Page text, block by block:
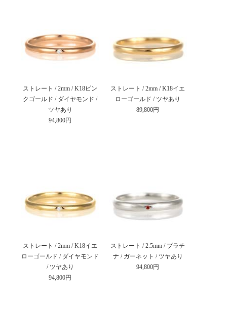
ストレート / 2mm / K18ピン
クゴールド / ダイヤモンド /
ツヤあり
94,800円
ストレート / 2mm / K18イエ
ローゴールド / ツヤあり
89,800円
ストレート / 2mm / K18イエ
ローゴールド / ダイヤモンド
/ ツヤあり
94,800円
ストレート / 2.5mm / プラチ
ナ / ガーネット / ツヤあり
94,800円